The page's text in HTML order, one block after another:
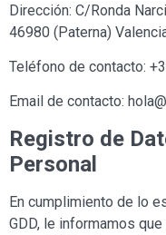
Dirección: C/Ronda
46980 (Paterna)
Teléfono de contacto:
Email de contacto:
Registro de
Personal
En cumplimiento de lo
GDD, le informamos